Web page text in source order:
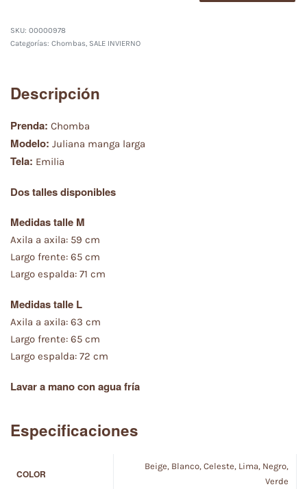
Total
00000978
Categorías: Chombas, SALE INVIERNO
Descripción
Prenda: Chomba
Modelo: Juliana manga larga
Tela: Emilia
Dos talles disponibles
Medidas talle M
Axila a axila: 59 cm
Largo frente: 65 cm
Largo espalda: 71 cm
Medidas talle L
Axila a axila: 63 cm
Largo frente: 65 cm
Largo espalda: 72 cm
Lavar a mano con agua fría
Especificaciones
COLOR
Beige, Blanco, Celeste, Lima, Negro,
Verde